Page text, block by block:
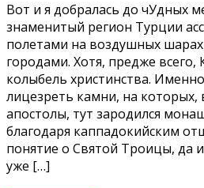
Вот и я добралась до чУдных
знаменитый регион Турции
полетами на воздушных
городами. Хотя, предже
колыбель христинства.
лицезреть камни, на которых,
апостолы, тут зародился
благодаря каппадокийским
понятие о Святой Троицы, да
уже […]